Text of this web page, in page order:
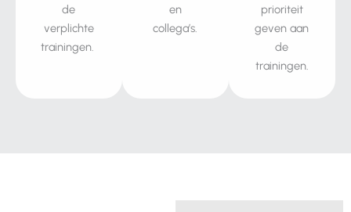
de
verplichte
trainingen.
en
collega’s.
prioriteit
geven aan
de
trainingen.